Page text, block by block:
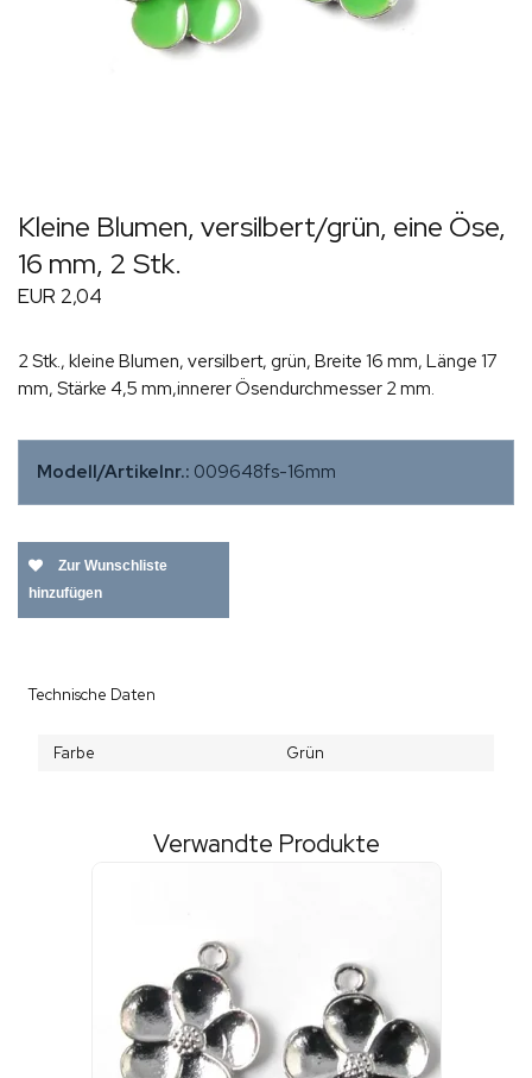
Kleine Blumen, versilbert/grün, eine Öse,
16 mm, 2 Stk.
EUR 2,04
2 Stk., kleine Blumen, versilbert, grün, Breite 16 mm, Länge 17
mm, Stärke 4,5 mm,innerer Ösendurchmesser 2 mm.
Modell/Artikelnr.: 009648fs-16mm
Zur Wunschliste
hinzufügen
Technische Daten
Farbe Grün
Verwandte Produkte